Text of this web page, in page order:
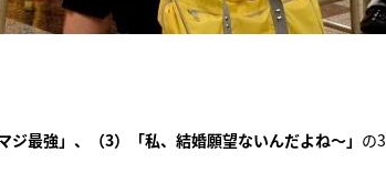
最強」、（3）「私、結婚願望ないんだよね～」 の3